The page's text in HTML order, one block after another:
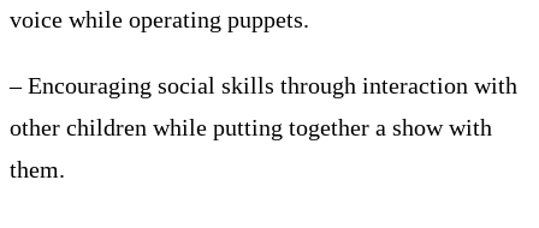
voice while operating puppets.
– Encouraging social skills through interaction with
other children while putting together a show with
them.